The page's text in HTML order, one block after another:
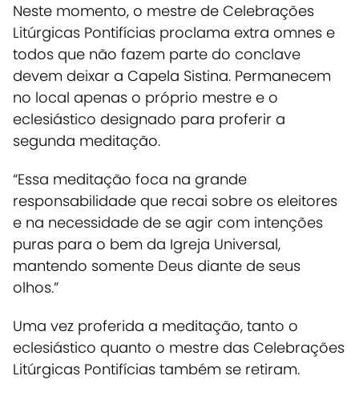
Neste momento, o mestre de Celebrações
Litúrgicas Pontifícias proclama extra omnes e
todos que não fazem parte do conclave
devem deixar a Capela Sistina. Permanecem
no local apenas o próprio mestre e o
eclesiástico designado para proferir a
segunda meditação.
“Essa meditação foca na grande
responsabilidade que recai sobre os eleitores
e na necessidade de se agir com intenções
puras para o bem da Igreja Universal,
mantendo somente Deus diante de seus
olhos.”
Uma vez proferida a meditação, tanto o
eclesiástico quanto o mestre das Celebrações
Litúrgicas Pontifícias também se retiram.